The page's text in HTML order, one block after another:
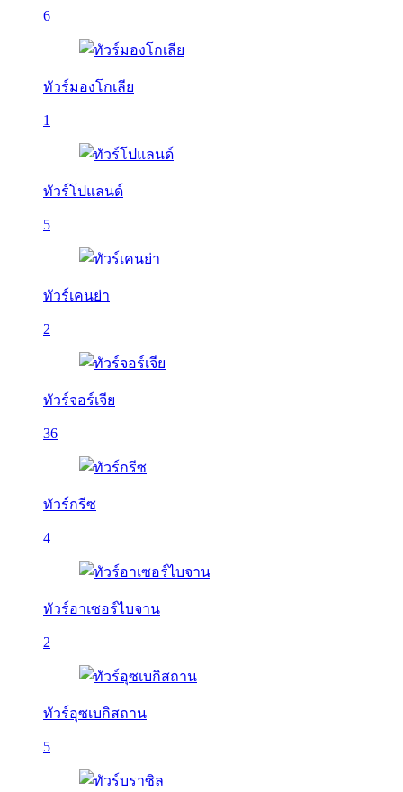
6
ทัวร์มองโกเลีย
1
ทัวร์โปแลนด์
5
ทัวร์เคนย่า
2
ทัวร์จอร์เจีย
36
ทัวร์กรีซ
4
ทัวร์อาเซอร์ไบจาน
2
ทัวร์อุซเบกิสถาน
5